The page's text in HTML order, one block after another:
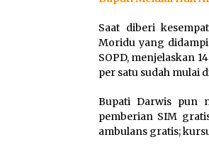
Saat diberi
Moridu yang
SOPD, menjelaskan
per satu sudah mulai
Bupati Darwis pun
pemberian SIM
ambulans gratis;